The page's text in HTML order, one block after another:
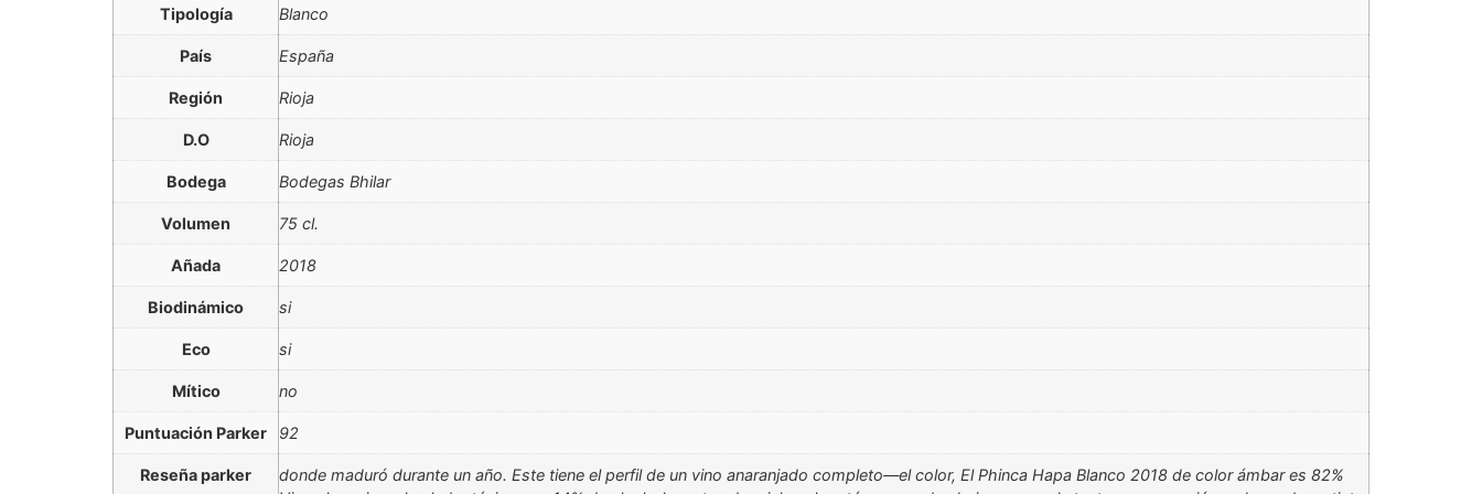
Tipología Blanco
País España
Región Rioja
D.O Rioja
Bodega Bodegas Bhilar
Volumen 75 cl.
Añada 2018
Biodinámico si
Eco si
Mítico no
Puntuación Parker 92
Reseña parker
donde maduró durante un año. Este tiene el perfil de un vino anaranjado completo—el color, El Phinca Hapa Blanco 2018 de color ámbar es 82%